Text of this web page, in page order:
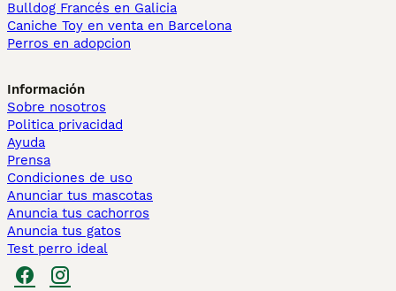
Bulldog Francés en Galicia
Caniche Toy en venta en Barcelona
Perros en adopcion
Información
Sobre nosotros
Politica privacidad
Ayuda
Prensa
Condiciones de uso
Anunciar tus mascotas
Anuncia tus cachorros
Anuncia tus gatos
Test perro ideal